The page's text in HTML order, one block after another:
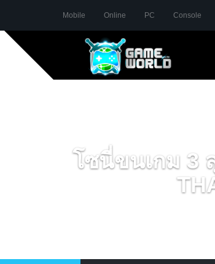
Mobile Online PC Console
โซนี่ขนเกม 3